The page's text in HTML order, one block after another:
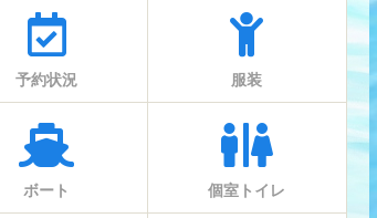
予約状況 服装
ボート 個室トイレ